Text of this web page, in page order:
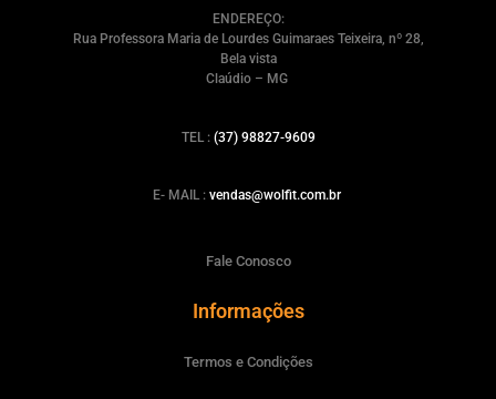
ENDEREÇO:
Rua Professora Maria de Lourdes Guimaraes Teixeira, nº 28,
Bela vista
Claúdio – MG
TEL : (37) 98827-9609
E- MAIL : vendas@wolfit.com.br
Fale Conosco
Informações
Termos e Condições